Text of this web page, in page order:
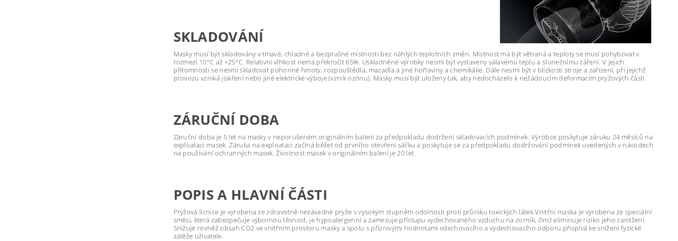
SKLADOVÁNÍ
Masky musí být skladovány v tmavé, chladné a bezprašné místnosti bez náhlých teplotních změn. Místnost má být větraná a teploty se musí pohybovat v
rozmezí 10°C až +25°C. Relativní vlhkost nemá překročit 65%. Uskladněné výrobky nesmí být vystaveny sálavému teplu a slunečnímu záření. V jejich
přítomnosti se nesmí skladovat pohonné hmoty, rozpouštědla, mazadla a jiné hořlaviny a chemikálie. Dále nesmí být v blízkosti stroje a zařízení, při jejichž
provozu vzniká jiskření nebo jiné elektrické výboje (vznik ozónu). Masky musí být uloženy tak, aby nedocházelo k nežádoucím deformacím pryžových částí.
ZÁRUČNÍ DOBA
Záruční doba je 5 let na masky v neporušeném originálním balení za předpokladu dodržení skladovacích podmínek. Výrobce poskytuje záruku 24 měsíců na
exploataci masek. Záruka na exploataci začíná běžet od prvního otevření sáčku a poskytuje se za předpokladu dodržování podmínek uvedených v návodech
na používání ochranných masek. Životnost masek v originálním balení je 20 let.
POPIS A HLAVNÍ ČÁSTI
Pryžová lícnice je vyrobena ze zdravotně nezávadné pryže s vysokým stupněm odolnosti proti průniku toxických látek.Vnitřní maska je vyrobena ze speciální
směsi, která zabezpečuje výbornou těsnost, je hypoalergenní a zamezuje přístupu vydechovaného vzduchu na zorník, čímž eliminuje riziko jeho zamlžení.
Snižuje rovněž obsah CO2 ve vnitřním prostoru masky a spolu s příznivými hodnotami vdechovacího a vydechovacího odporu přispívá ke snížení fyzické
zátěže uživatele.